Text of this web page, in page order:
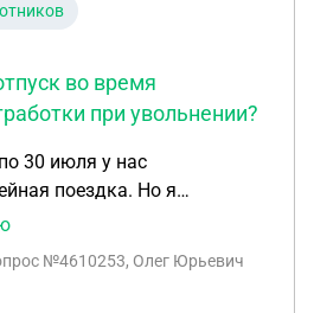
во время
при увольнении?
поездка. Но я
работу и мне нужно
я должен отработать 2
№4610253, Олег Юрьевич